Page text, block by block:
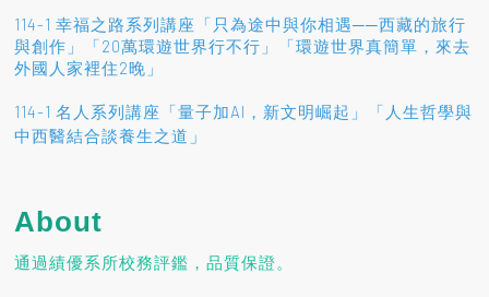
114-1 幸福之路系列講座「只為途中與你相遇──西藏的旅行
與創作」「20萬環遊世界行不行」「環遊世界真簡單，來去
外國人家裡住2晚」
114-1 名人系列講座「量子加AI，新文明崛起」「人生哲學與
中西醫結合談養生之道 」
About
通過績優系所校務評鑑，品質保證。